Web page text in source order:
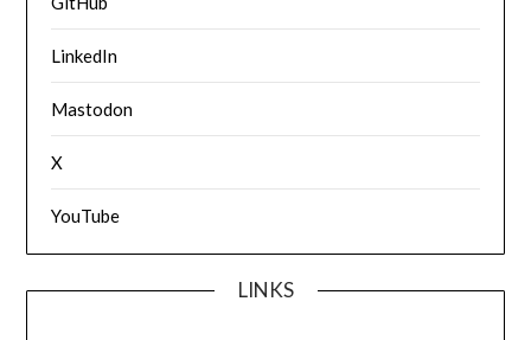
LinkedIn
Mastodon
X
YouTube
LINKS